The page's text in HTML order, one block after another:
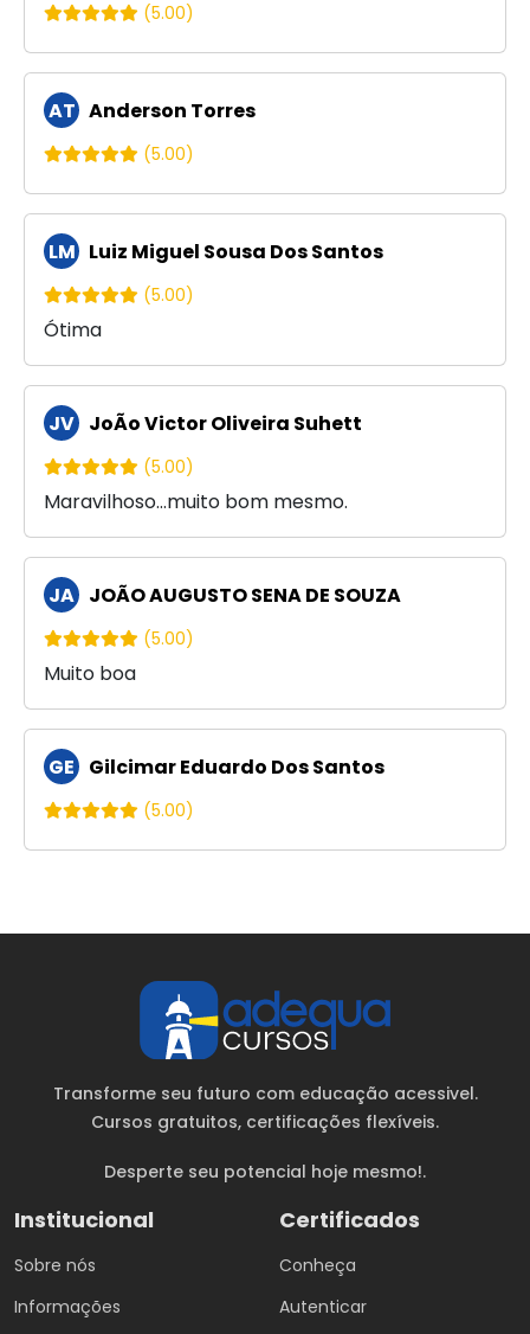
(5.00)
AT Anderson Torres
(5.00)
LM Luiz Miguel Sousa Dos Santos
(5.00)
Ótima
JV JoÃo Victor Oliveira Suhett
(5.00)
Maravilhoso...muito bom mesmo.
JA JOÃO AUGUSTO SENA DE SOUZA
(5.00)
Muito boa
GE Gilcimar Eduardo Dos Santos
(5.00)
Transforme seu futuro com educação acessivel.
Cursos gratuitos, certificações flexíveis.
Desperte seu potencial hoje mesmo!.
Institucional
Sobre nós
Informações
Certificados
Conheça
Autenticar